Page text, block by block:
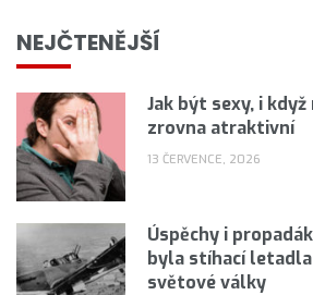
NEJČTENĚJŠÍ
Jak být sexy, i
zrovna atraktivní
13 ČERVENCE, 2026
Úspěchy i
byla stíhací
světové války